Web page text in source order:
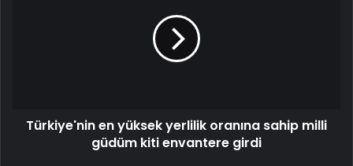
Türkiye'nin en yüksek yerlilik oranına sahip milli
güdüm kiti envantere girdi